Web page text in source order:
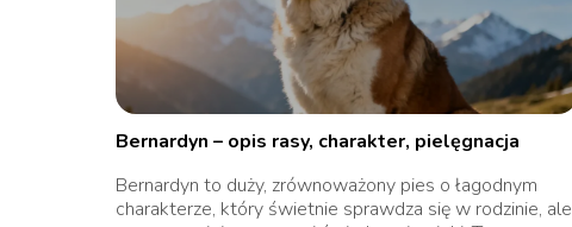
Bernardyn – opis rasy, charakter, pielęgnacja
Bernardyn to duży, zrównoważony pies o łagodnym
charakterze, który świetnie sprawdza się w rodzinie, ale